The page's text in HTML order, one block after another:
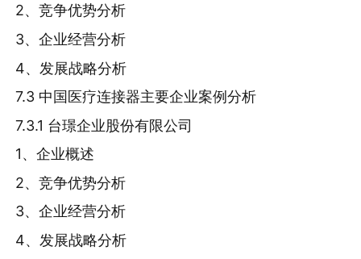
2、竞争优势分析
3、企业经营分析
4、发展战略分析
7.3 中国医疗连接器主要企业案例分析
7.3.1 台璟企业股份有限公司
1、企业概述
2、竞争优势分析
3、企业经营分析
4、发展战略分析